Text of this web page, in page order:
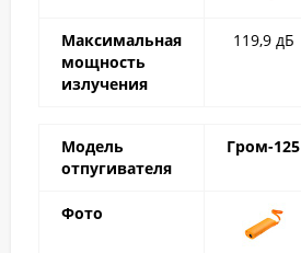
Максимальная
мощность
излучения
119,9 дБ
Модель
отпугивателя
Гром-125
Фото